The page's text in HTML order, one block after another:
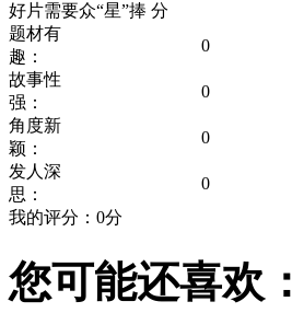
好片需要众“星”捧 分
题材有
趣：
0
故事性
强：
0
角度新
颖：
0
发人深
思：
0
我的评分： 0分
您可能还喜欢：